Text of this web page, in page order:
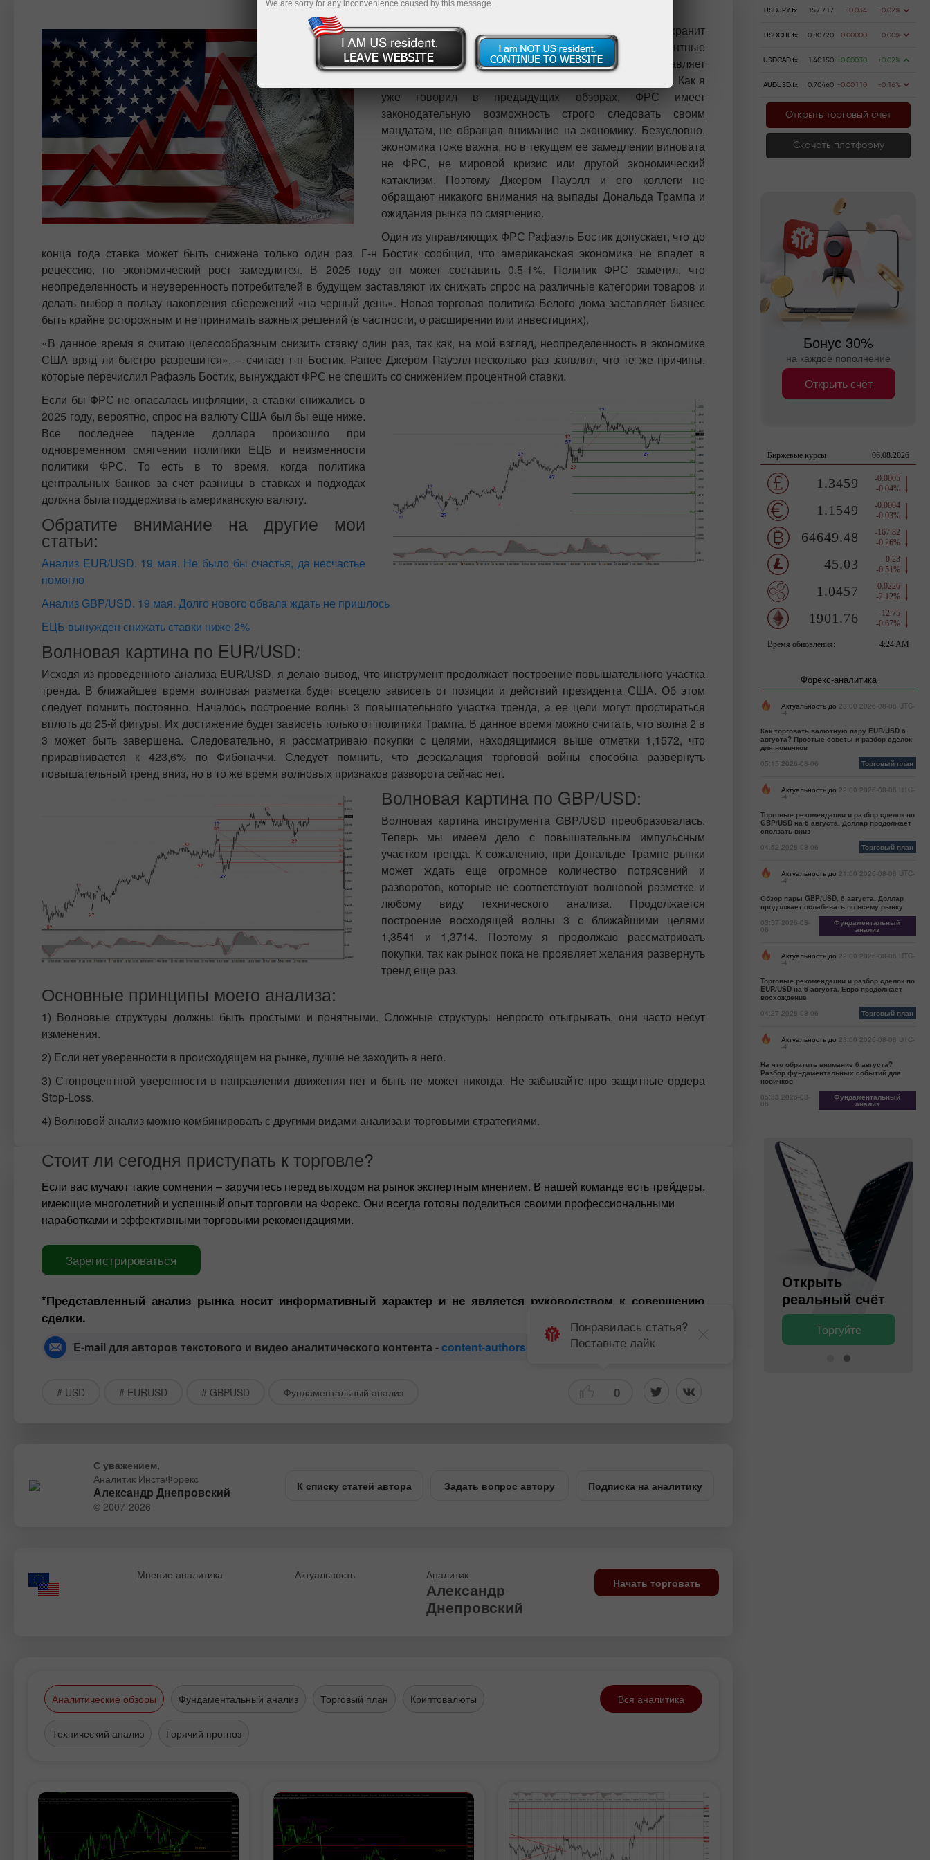
Федеральная резервная система по-прежнему хранит
молчание в текущем году. ЕЦБ успел снизить процентные
ставки уже трижды, Банк Англии – дважды, а FOMC оставляет
процесс смягчения на паузе, опасаясь роста инфляции. Как я
уже говорил в предыдущих обзорах, ФРС имеет
законодательную возможность строго следовать своим
мандатам, не обращая внимание на экономику. Безусловно,
экономика тоже важна, но в текущем ее замедлении виновата
не ФРС, не мировой кризис или другой экономический
катаклизм. Поэтому Джером Пауэлл и его коллеги не
обращают никакого внимания на выпады Дональда Трампа и
ожидания рынка по смягчению.
Один из управляющих ФРС Рафаэль Бостик допускает, что до
конца года ставка может быть снижена только один раз. Г-н Бостик сообщил, что американская экономика не впадет в
рецессию, но экономический рост замедлится. В 2025 году он может составить 0,5-1%. Политик ФРС заметил, что
неопределенность и неуверенность потребителей в будущем заставляют их снижать спрос на различные категории товаров и
делать выбор в пользу накопления сбережений «на черный день». Новая торговая политика Белого дома заставляет бизнес
быть крайне осторожным и не принимать важных решений (в частности, о расширении или инвестициях).
«В данное время я считаю целесообразным снизить ставку один раз, так как, на мой взгляд, неопределенность в экономике
США вряд ли быстро разрешится», – считает г-н Бостик. Ранее Джером Пауэлл несколько раз заявлял, что те же причины,
которые перечислил Рафаэль Бостик, вынуждают ФРС не спешить со снижением процентной ставки.
Если бы ФРС не опасалась инфляции, а ставки снижались в
2025 году, вероятно, спрос на валюту США был бы еще ниже.
Все последнее падение доллара произошло при
одновременном смягчении политики ЕЦБ и неизменности
политики ФРС. То есть в то время, когда политика
центральных банков за счет разницы в ставках и подходах
должна была поддерживать американскую валюту.
Обратите внимание на другие мои
статьи:
Анализ EUR/USD. 19 мая. Не было бы счастья, да несчастье
помогло
Анализ GBP/USD. 19 мая. Долго нового обвала ждать не пришлось
ЕЦБ вынужден снижать ставки ниже 2%
Волновая картина по EUR/USD:
Исходя из проведенного анализа EUR/USD, я делаю вывод, что инструмент продолжает построение повышательного участка
тренда. В ближайшее время волновая разметка будет всецело зависеть от позиции и действий президента США. Об этом
следует помнить постоянно. Началось построение волны 3 повышательного участка тренда, а ее цели могут простираться
вплоть до 25-й фигуры. Их достижение будет зависеть только от политики Трампа. В данное время можно считать, что волна 2 в
3 может быть завершена. Следовательно, я рассматриваю покупки с целями, находящимися выше отметки 1,1572, что
приравнивается к 423,6% по Фибоначчи. Следует помнить, что деэскалация торговой войны способна развернуть
повышательный тренд вниз, но в то же время волновых признаков разворота сейчас нет.
Волновая картина по GBP/USD:
Волновая картина инструмента GBP/USD преобразовалась.
Теперь мы имеем дело с повышательным импульсным
участком тренда. К сожалению, при Дональде Трампе рынки
может ждать еще огромное количество потрясений и
разворотов, которые не соответствуют волновой разметке и
любому виду технического анализа. Продолжается
построение восходящей волны 3 с ближайшими целями
1,3541 и 1,3714. Поэтому я продолжаю рассматривать
покупки, так как рынок пока не проявляет желания развернуть
тренд еще раз.
Основные принципы моего анализа:
1) Волновые структуры должны быть простыми и понятными. Сложные структуры непросто отыгрывать, они часто несут
изменения.
2) Если нет уверенности в происходящем на рынке, лучше не заходить в него.
3) Стопроцентной уверенности в направлении движения нет и быть не может никогда. Не забывайте про защитные ордера
Stop-Loss.
4) Волновой анализ можно комбинировать с другими видами анализа и торговыми стратегиями.
Стоит ли сегодня приступать к торговле?
Если вас мучают такие сомнения – заручитесь перед выходом на рынок экспертным мнением. В нашей команде есть трейдеры,
имеющие многолетний и успешный опыт торговли на Форекс. Они всегда готовы поделиться своими профессиональными
наработками и эффективными торговыми рекомендациями.
Зарегистрироваться
*Представленный анализ рынка носит информативный характер и не является руководством к совершению
сделки.
E-mail для авторов текстового и видео аналитического контента -content-authors@instaforex.com
# USD # EURUSD # GBPUSD Фундаментальный анализ 0
Понравилась статья?
Поставьте лайк
С уважением,
Аналитик ИнстаФорекс
Александр Днепровский
© 2007-2026
К списку статей автора Задать вопрос автору Подписка на аналитику
Мнение аналитика Актуальность Аналитик
Александр
Днепровский
Начать торговать
Аналитические обзоры Фундаментальный анализ Торговый план Криптовалюты
Технический анализ Горячий прогноз
Вся аналитика
USDJPY.fx 157.717 -0.034 -0.02%
USDCHF.fx 0.80720 0.00000 0.00%
USDCAD.fx 1.40150 +0.00030 +0.02%
AUDUSD.fx 0.70460 -0.00110 -0.16%
Открыть торговый счет
Скачать платформу
Бонус 30%
на каждое пополнение
Открыть счёт
Форекс-аналитика
Актуальность до 23:00 2026-08-06 UTC-
-4
Как торговать валютную пару EUR/USD 6
августа? Простые советы и разбор сделок
для новичков
05:15 2026-08-06
Торговый план
Актуальность до 22:00 2026-08-06 UTC-
-4
Торговые рекомендации и разбор сделок по
GBP/USD на 6 августа. Доллар продолжает
сползать вниз
04:52 2026-08-06
Торговый план
Актуальность до 21:00 2026-08-06 UTC-
-4
Обзор пары GBP/USD. 6 августа. Доллар
продолжает ослабевать по всему рынку
03:57 2026-08-
06
Фундаментальный
анализ
Актуальность до 22:00 2026-08-06 UTC-
-4
Торговые рекомендации и разбор сделок по
EUR/USD на 6 августа. Евро продолжает
восхождение
04:27 2026-08-06
Торговый план
Актуальность до 23:00 2026-08-06 UTC-
-4
На что обратить внимание 6 августа?
Разбор фундаментальных событий для
новичков
05:33 2026-08-
06
Фундаментальный
анализ
торговый
реальный счёт
Торгуйте
торговый
Торгуйте
Открыть
реальный счёт
Торгуйте
We are sorry for any inconvenience caused by this message.